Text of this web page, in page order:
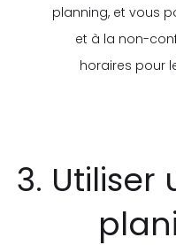
planning, et vous
et à la non-
horaires pour
3.